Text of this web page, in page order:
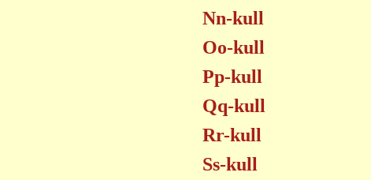
Nn-kull
Oo-kull
Pp-kull
Qq-kull
Rr-kull
Ss-kull